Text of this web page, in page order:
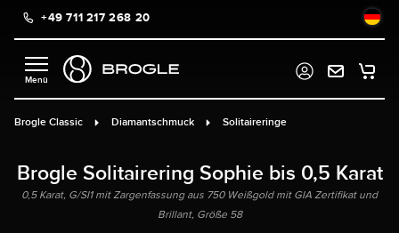
springen
+49 711 217 268 20
Brogle Classic Diamantschmuck Solitaireringe
Brogle Solitairering Sophie bis 0,5 Karat
0,5 Karat, G/SI1 mit Zargenfassung aus 750 Weißgold mit GIA Zertifikat und
Brillant, Größe 58